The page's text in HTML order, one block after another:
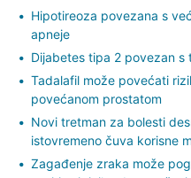
Hipotireoza povezana s
apneje
Dijabetes tipa 2 povezan s
Tadalafil može povećati
povećanom prostatom
Novi tretman za bolesti
istovremeno čuva korisne
Zagađenje zraka može